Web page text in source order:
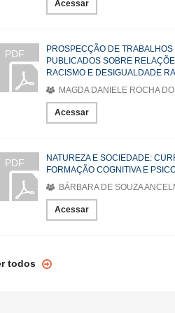
Acessar
PDF
PROSPECÇÃO DE
PUBLICADOS SOBRE
RACISMO E DESIGUALDADE
MAGDA DANIELE ROCHA
Acessar
PDF
NATUREZA E SOCIEDADE:
FORMAÇÃO COGNITIVA E
BÁRBARA DE SOUZA
Acessar
todos